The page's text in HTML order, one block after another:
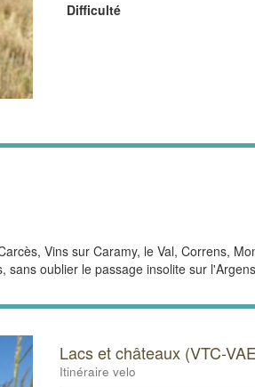
Difficulté
Vins sur Caramy, le Val, Correns,
oublier le passage insolite sur
Lacs et châteaux (VTC-
Itinéraire velo